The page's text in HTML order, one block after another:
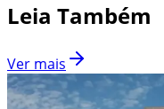
Leia Também
Ver mais